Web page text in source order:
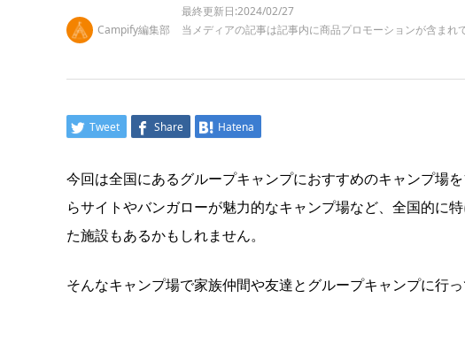
Campify編集部
最終更新日:2024/02/27
当メディアの記事は記事内に商品プロモーションが含まれ
Tweet Share Hatena
今回は全国にあるグループキャンプにおすすめのキャンプ場
らサイトやバンガローが魅力的なキャンプ場など、全国的に
た施設もあるかもしれません。
そんなキャンプ場で家族仲間や友達とグループキャンプに行